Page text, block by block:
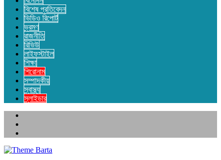
বিশেষ প্রতিবেদন
ভিডিও রিপোর্ট
ভ্রমণ
রাজনীতি
রিভিউ
লাইফস্টাইল
শিক্ষা
শিরোনাম
সম্পাদকীয়
স্বাস্থ্য
স্লাইডার